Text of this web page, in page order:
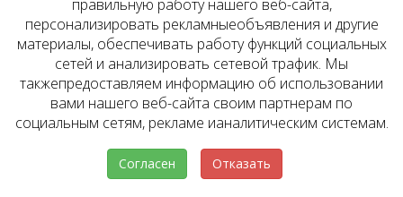
СКЛАДЫ
с арендным потоком
с потенциальным АП
на этапе строительства
КОНТАКТЫ
+7 495 637 80 42
hello@inv.estate
г. Москва,ул.Мосфильмовская, д. №74Б
Пользовательское соглашение
правильную работу нашего веб-сайта,
персонализировать рекламныеобъявления и другие
материалы, обеспечивать работу функций социальных
сетей и анализировать сетевой трафик. Мы
такжепредоставляем информацию об использовании
вами нашего веб-сайта своим партнерам по
социальным сетям, рекламе ианалитическим системам.
Согласен Отказать